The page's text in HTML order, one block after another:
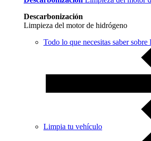
Descarbonización
Limpieza del motor de hidrógeno
Todo lo que necesitas saber sobre
Limpia tu vehículo